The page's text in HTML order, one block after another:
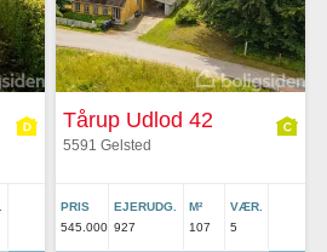
Tårup Udlod 42
5591 Gelsted
PRIS
545.000
EJERUDG.
927
M²
107
VÆR.
5